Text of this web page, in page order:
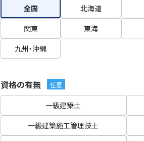
全国 北海道
関東
東海
九州・沖縄
資格の有無 任意
一級建築士
一級建築施工管理技士